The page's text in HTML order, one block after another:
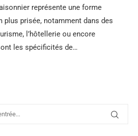
représente une forme
plus prisée, notamment dans des
l’hôtellerie ou encore
les spécificités de…